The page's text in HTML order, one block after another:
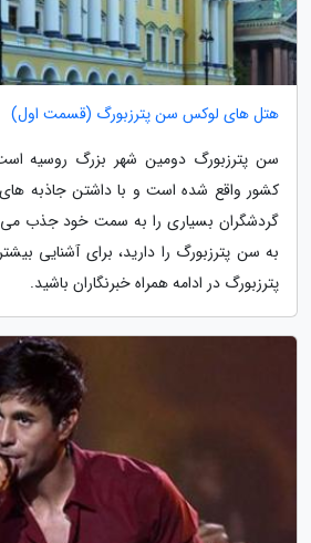
هتل های لوکس سن پترزبورگ (قسمت اول)
سن پترزبورگ دومین شهر بزرگ روسیه
کشور واقع شده است و با داشتن جاذبه
گردشگران بسیاری را به سمت خود جذب می
به سن پترزبورگ را دارید، برای آشنایی
پترزبورگ در ادامه همراه خبرنگاران باشید.